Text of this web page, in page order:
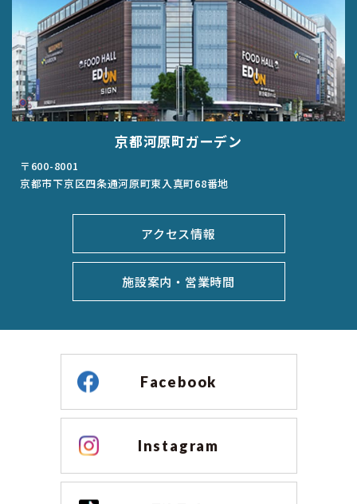
京都河原町ガーデン
〒600-8001
京都市下京区四条通河原町東入真町68番地
アクセス情報
施設案内・営業時間
Facebook
Instagram